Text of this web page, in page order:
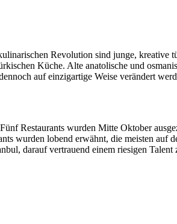
Revolution sind junge, kreative
Küche. Alte anatolische und
auf einzigartige Weise verändert
Restaurants wurden Mitte Oktober
wurden lobend erwähnt, die meisten auf
darauf vertrauend einem riesigen Talent